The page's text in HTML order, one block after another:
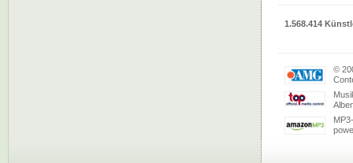
1.568.414
©